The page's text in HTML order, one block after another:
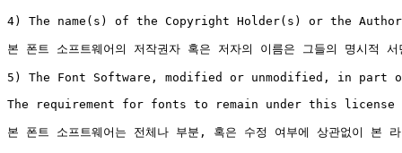
4) The name(s) of the Copyright Holder(s) or the
본 폰트 소프트웨어의 저작권자 혹은 저자의 이름은 그들의 명시적
5) The Font Software, modified or unmodified, in
The requirement for fonts to remain under this license
본 폰트 소프트웨어는 전체나 부분, 혹은 수정 여부에 상관없이 본